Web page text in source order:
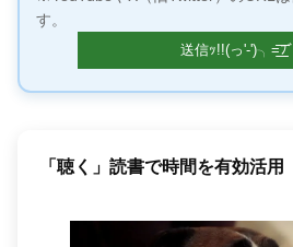
す。
「聴く」読書で時間を有効活用